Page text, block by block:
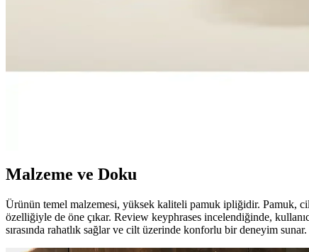
Kardelen ve Riva Havlu Setleri Karşılaştırması:
Malzeme ve Doku
Ürünün temel malzemesi, yüksek kaliteli pamuk ipliğidir. Pamuk,
özelliğiyle de öne çıkar. Review keyphrases incelendiğinde,
sırasında rahatlık sağlar ve cilt üzerinde konforlu bir deneyim sunar.